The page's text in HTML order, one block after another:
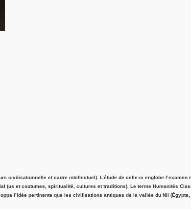
civilisationnelle et cadre intellectuel). L’étude de celle-ci englobe l’examen
et coutumes, spiritualité, cultures et traditions). Le terme Humanités
l’idée pertinente que les civilisations antiques de la vallée du Nil